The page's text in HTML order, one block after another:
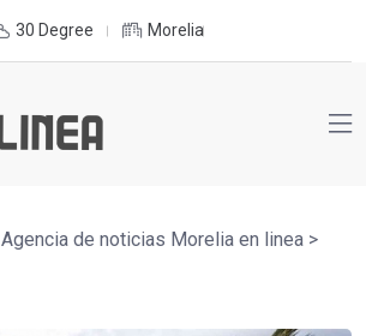
30 Degree Morelia
Agencia de noticias Morelia en linea >